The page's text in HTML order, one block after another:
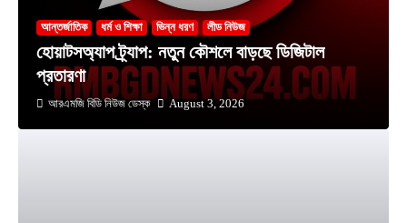
আন্তর্জাতিক ধর্ম ও শিক্ষা ভিন্ন ধরণ লীড নিউজ
হোয়াটসঅ্যাপ ট্র্যাপ: নতুন কৌশলে বাড়ছে ডিজিটাল
প্রতারণা
আরএমজি বিডি নিউজ ডেস্ক August 3, 2026